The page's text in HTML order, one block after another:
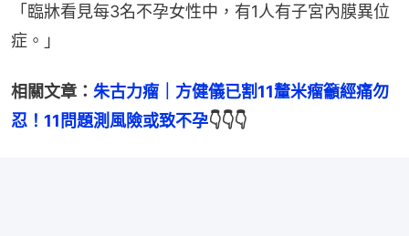
「臨牀看見每3名不孕女性中，有1人有子宮內膜異位
症。」
相關文章： 朱古力瘤｜方健儀已割11釐米瘤籲經痛勿
忍！11問題測風險或致不孕👇👇👇